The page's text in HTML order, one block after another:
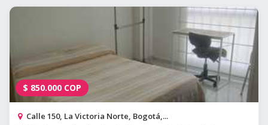
$ 850.000 COP
Calle 150, La Victoria Norte, Bogotá,...